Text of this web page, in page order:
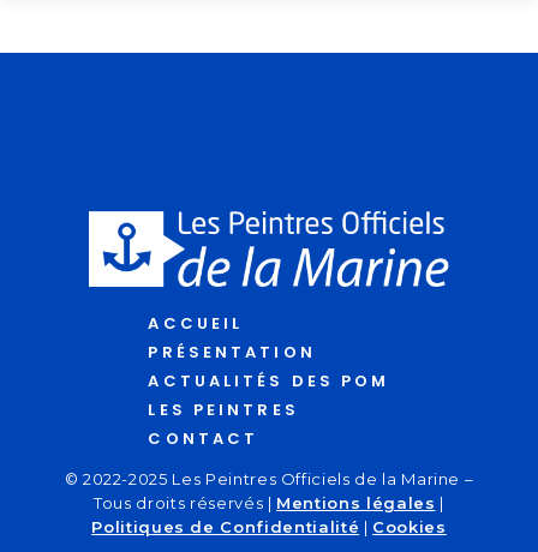
ACCUEIL
PRÉSENTATION
ACTUALITÉS DES POM
LES PEINTRES
CONTACT
© 2022-2025 Les Peintres Officiels de la Marine –
Tous droits réservés | Mentions légales |
Politiques de Confidentialité | Cookies